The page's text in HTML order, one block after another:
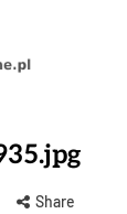
Share